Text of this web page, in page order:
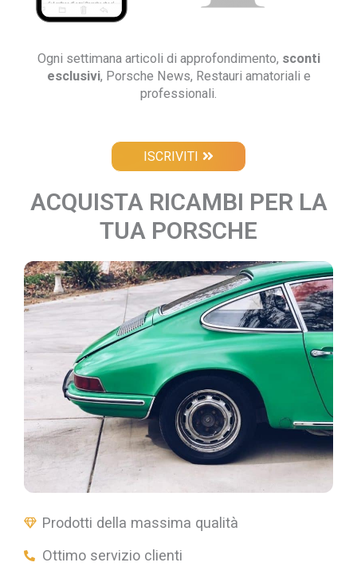
Ogni settimana articoli di approfondimento, sconti
esclusivi, Porsche News, Restauri amatoriali e
professionali.
ISCRIVITI
ACQUISTA RICAMBI PER LA
TUA PORSCHE
Prodotti della massima qualità⠀
Ottimo servizio clienti⠀